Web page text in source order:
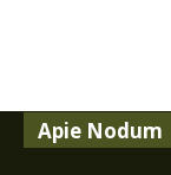
Apie Nodum